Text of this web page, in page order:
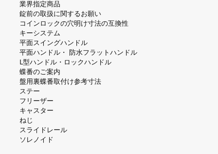
業界指定商品
錠前の取扱に関するお願い
コインロックの⽳明け⼨法の互換性
キーシステム
平⾯スイングハンドル
平⾯ハンドル・ 防⽔フラットハンドル
L型ハンドル・ロックハンドル
蝶番のご案内
盤⽤裏蝶番取付け参考⼨法
ステー
フリーザー
キャスター
ねじ
スライドレール
ソレノイド